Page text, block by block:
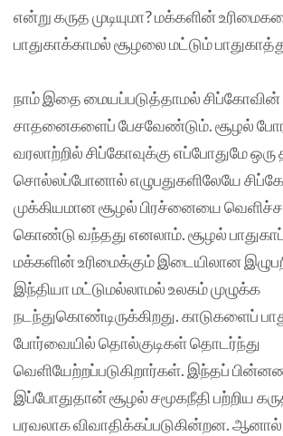
என்று கருத முடியுமா? மக்களின்
பாதுகாக்காமல் சூழலை மட்டும்
நாம் இதை மையப்படுத்தாமல் சிப்கோவின்
சாதனைகளைப் பேசவேண்டும். சூழல்
வரலாற்றில் சிப்கோவுக்கு எப்போதுமே
சொல்லப்போனால் எழுபதுகளிலேயே
முக்கியமான சூழல் பிரச்னையை
கொண்டு வந்தது எனலாம். சூழல்
மக்களின் உரிமைக்கும் இடையிலான
இந்தியா மட்டுமல்லாமல் உலகம் முழுக்க
நடந்துகொண்டிருக்கிறது. காடுகளைப்
போர்வையில் தொல்குடிகள் தொடர்ந்து
வெளியேற்றப்படுகிறார்கள். இந்தப்
இப்போதுதான் சூழல் சமூகநீதி பற்றிய
பரவலாக விவாதிக்கப்படுகின்றன.